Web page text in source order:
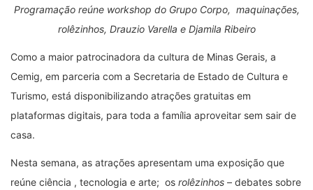
Programação reúne workshop do Grupo Corpo, maquinações,
rolêzinhos, Drauzio Varella e Djamila Ribeiro
Como a maior patrocinadora da cultura de Minas Gerais, a
Cemig, em parceria com a Secretaria de Estado de Cultura e
Turismo, está disponibilizando atrações gratuitas em
plataformas digitais, para toda a família aproveitar sem sair de
casa.
Nesta semana, as atrações apresentam uma exposição que
reúne ciência , tecnologia e arte; os rolêzinhos – debates sobre